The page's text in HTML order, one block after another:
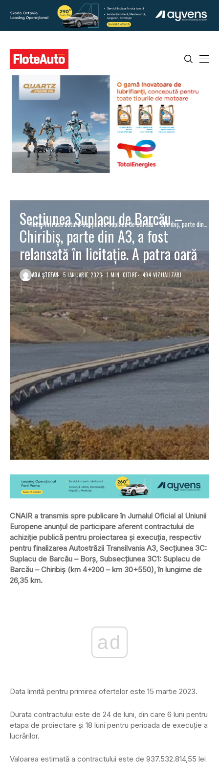
Home Infrastructură Secţiunea Suplacu de Barcău – Chiribiş, parte din
A3, a fost relansată în licitaţie. A patra oară
Secţiunea Suplacu de Barcău –
Chiribiş, parte din A3, a fost
relansată în licitaţie. A patra oară
ADA ȘTEFAN 5 IANUARIE 2023 1 MIN. CITIRE 494 VIZUALIZĂRI
CNAIR a transmis spre publicare în Jurnalul Oficial al Uniunii
Europene anunțul de participare aferent contractului de
achiziție publică pentru proiectarea și execuția, respectiv
pentru finalizarea Autostrăzii Transilvania A3, Secțiunea 3C:
Suplacu de Barcău – Borș, Subsecțiunea 3C1: Suplacu de
Barcău – Chiribiș (km 4+200 – km 30+550), în lungime de
26,35 km.
ad
Data limită pentru primirea ofertelor este 15 martie 2023.
Durata contractului este de 24 de luni, din care 6 luni pentru
etapa de proiectare și 18 luni pentru perioada de execuție a
lucrărilor.
Valoarea estimată a contractului este de 937.532.814,55 lei